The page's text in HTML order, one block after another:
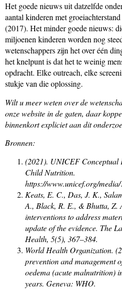
Het goede nieuws uit datzelfde
aantal kinderen met
(2017). Het minder goede nieuws:
miljoenen kinderen worden nog
wetenschappers zijn het over één
het knelpunt is dat het te weinig
opdracht. Elke outreach, elke
stukje van die oplossing.
Wilt u meer weten over de
onze website in de gaten, daar
binnenkort expliciet aan dit
Bronnen:
(2021). UNICEF Conceptual
Child Nutrition.
https://www.unicef.org/
Keats, E. C., Das, J. K.,
A., Black, R. E., & Bhutta, Z.
interventions to address
update of the evidence. The
Health, 5(5), 367–384.
World Health Organization.
prevention and management
oedema (acute malnutrition)
years. Geneva: WHO.